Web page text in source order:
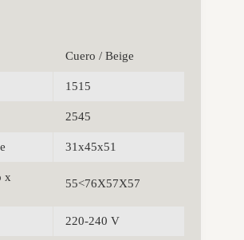
Cuero / Beige
1515
2545
31x45x51
x
55<76X57X57
220-240 V